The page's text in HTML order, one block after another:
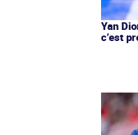
Yan
c’est